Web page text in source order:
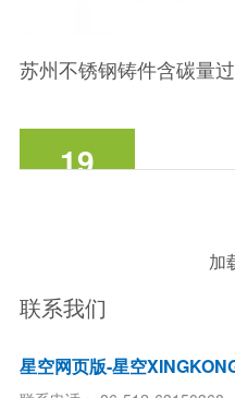
苏州不锈钢铸件含碳量
19
加
联系我们
星空网页版-星空